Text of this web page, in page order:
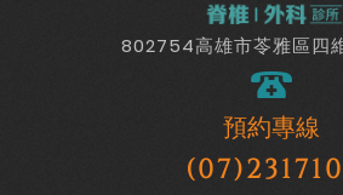
802754高雄市苓雅區四
預約專線